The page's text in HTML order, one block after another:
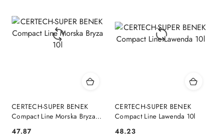
CERTECH-SUPER BENEK
Compact Line Morska Bryza
47.87
CERTECH-SUPER BENEK
Compact Line Lawenda 10l
48.23